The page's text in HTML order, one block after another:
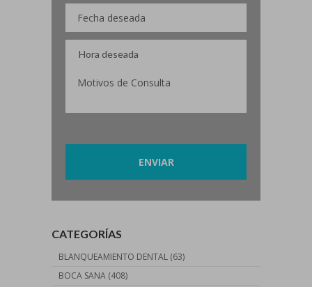
CATEGORÍAS
BLANQUEAMIENTO DENTAL (63)
BOCA SANA (408)